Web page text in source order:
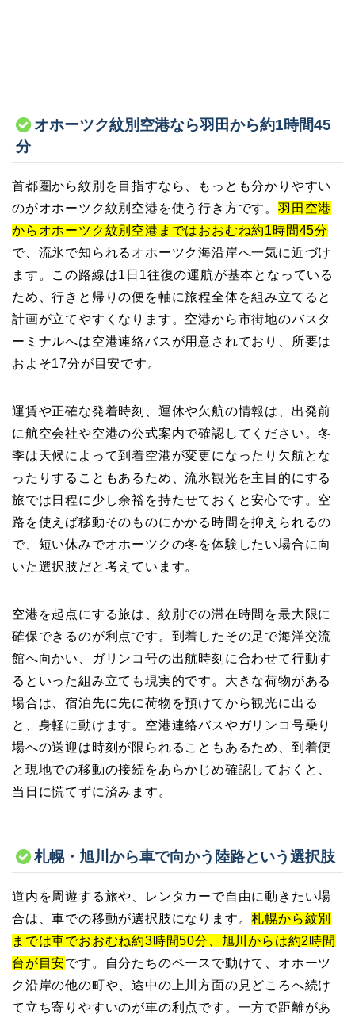
オホーツク紋別空港なら羽田から約1時間45
分
首都圏から紋別を目指すなら、もっとも分かりやすい
のがオホーツク紋別空港を使う行き方です。 羽田空港
からオホーツク紋別空港まではおおむね約1時間45分
で、流氷で知られるオホーツク海沿岸へ一気に近づけ
ます。この路線は1日1往復の運航が基本となっている
ため、行きと帰りの便を軸に旅程全体を組み立てると
計画が立てやすくなります。空港から市街地のバスタ
ーミナルへは空港連絡バスが用意されており、所要は
およそ17分が目安です。
運賃や正確な発着時刻、運休や欠航の情報は、出発前
に航空会社や空港の公式案内で確認してください。冬
季は天候によって到着空港が変更になったり欠航とな
ったりすることもあるため、流氷観光を主目的にする
旅では日程に少し余裕を持たせておくと安心です。空
路を使えば移動そのものにかかる時間を抑えられるの
で、短い休みでオホーツクの冬を体験したい場合に向
いた選択肢だと考えています。
空港を起点にする旅は、紋別での滞在時間を最大限に
確保できるのが利点です。到着したその足で海洋交流
館へ向かい、ガリンコ号の出航時刻に合わせて行動す
るといった組み立ても現実的です。大きな荷物がある
場合は、宿泊先に先に荷物を預けてから観光に出る
と、身軽に動けます。空港連絡バスやガリンコ号乗り
場への送迎は時刻が限られることもあるため、到着便
と現地での移動の接続をあらかじめ確認しておくと、
当日に慌てずに済みます。
札幌・旭川から車で向かう陸路という選択肢
道内を周遊する旅や、レンタカーで自由に動きたい場
合は、車での移動が選択肢になります。札幌から紋別
までは車でおおむね約3時間50分、旭川からは約2時間
台が目安です。自分たちのペースで動けて、オホーツ
ク沿岸の他の町や、途中の上川方面の見どころへ続け
て立ち寄りやすいのが車の利点です。一方で距離があ